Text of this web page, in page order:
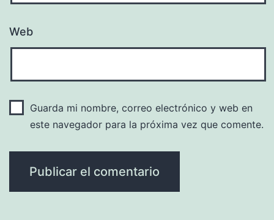
Web
Guarda mi nombre, correo electrónico y web en
este navegador para la próxima vez que comente.